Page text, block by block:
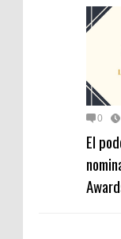
0
El